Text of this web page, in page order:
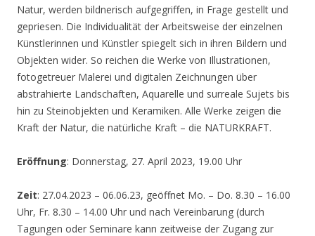
Natur, werden bildnerisch aufgegriffen, in Frage gestellt und
gepriesen. Die Individualität der Arbeitsweise der einzelnen
Künstlerinnen und Künstler spiegelt sich in ihren Bildern und
Objekten wider. So reichen die Werke von Illustrationen,
fotogetreuer Malerei und digitalen Zeichnungen über
abstrahierte Landschaften, Aquarelle und surreale Sujets bis
hin zu Steinobjekten und Keramiken. Alle Werke zeigen die
Kraft der Natur, die natürliche Kraft – die NATURKRAFT.
Eröffnung: Donnerstag, 27. April 2023, 19.00 Uhr
Zeit: 27.04.2023 – 06.06.23, geöffnet Mo. – Do. 8.30 – 16.00
Uhr, Fr. 8.30 – 14.00 Uhr und nach Vereinbarung (durch
Tagungen oder Seminare kann zeitweise der Zugang zur